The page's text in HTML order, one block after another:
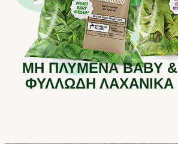
ΜΗ ΠΛΥΜΕΝΑ BABY &
ΦΥΛΛΩΔΗ ΛΑΧΑΝΙΚΑ